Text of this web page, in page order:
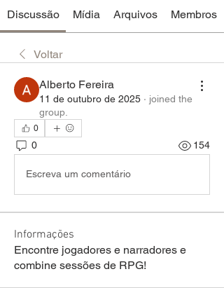
Discussão Mídia Arquivos Membros
Voltar
Alberto Fereira
11 de outubro de 2025 · joined the
group.
0
0 154
Escreva um comentário
Informações
Encontre jogadores e narradores e
combine sessões de RPG!